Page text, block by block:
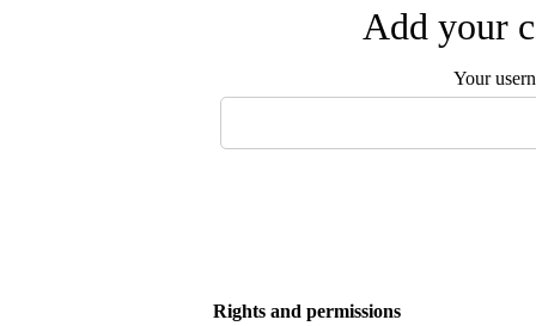
Add your
Your
Rights and permissions